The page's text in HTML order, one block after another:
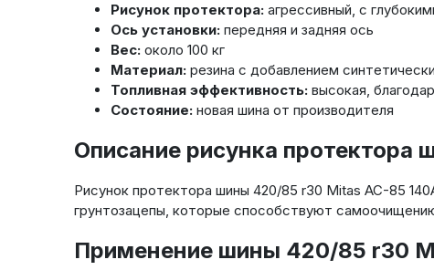
Рисунок протектора:агрессивный, с
Ось установки:передняя и задняя ось
Вес:около 100 кг
Материал:резина с добавлением
Топливная эффективность:высокая,
Состояние:новая шина от производителя
Описание рисунка
Рисунок протектора шины 420/85 r30 Mitas AC-85
грунтозацепы, которые способствуют
Применение шины 420/85 r30